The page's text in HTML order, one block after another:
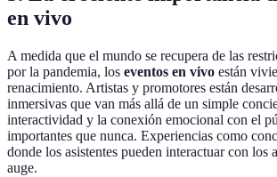
en vivo
A medida que el mundo se recupera de las
por la pandemia, los eventos en vivo están
renacimiento. Artistas y promotores están
inmersivas que van más allá de un simple
interactividad y la conexión emocional con el
importantes que nunca. Experiencias como
donde los asistentes pueden interactuar con los
auge.